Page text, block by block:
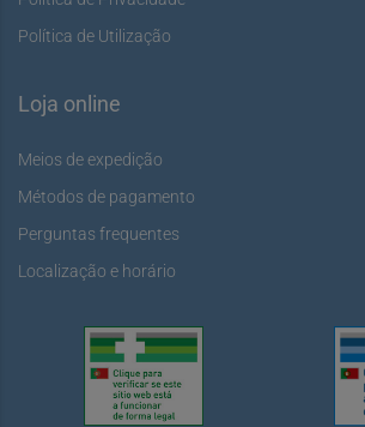
Política de Utilização
Loja online
Meios de expedição
Métodos de pagamento
Perguntas frequentes
Localização e horário